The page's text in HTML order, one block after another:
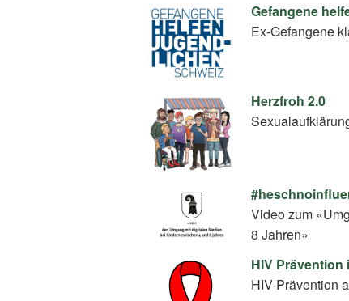
Gefangene
Ex-Gefangene
Herzfroh 2.0
Video zum
8 Jahren»
HIV
HIV-Prävention